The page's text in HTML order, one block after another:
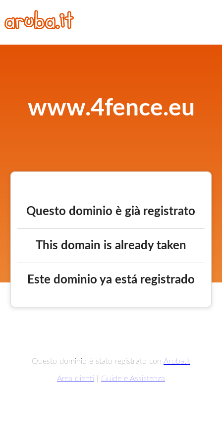
www.4fence.eu
Questo dominio è già registrato
This domain is already taken
Este dominio ya está registrado
Questo dominio è stato registrato con Aruba.it
Area clienti Guide e Assistenza